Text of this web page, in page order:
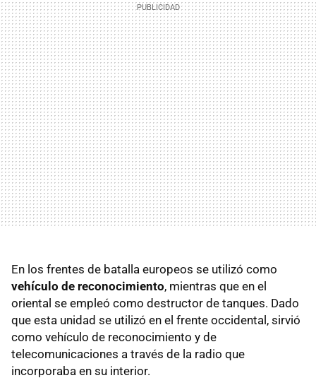
En los frentes de batalla europeos se utilizó como
vehículo de reconocimiento, mientras que en el
oriental se empleó como destructor de tanques. Dado
que esta unidad se utilizó en el frente occidental, sirvió
como vehículo de reconocimiento y de
telecomunicaciones a través de la radio que
incorporaba en su interior.